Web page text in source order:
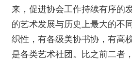
来，促进协会工作持续有序的
的艺术发展与历史上最大的不
织性，有各级美协书协，有高
是各类艺术社团。比之前二者